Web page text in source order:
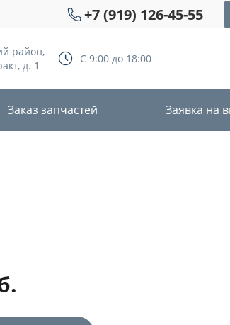
+7 (919) 126-45-55
район,
д. 1
С 9:00 до 18:00
Заказ запчастей Заявка на